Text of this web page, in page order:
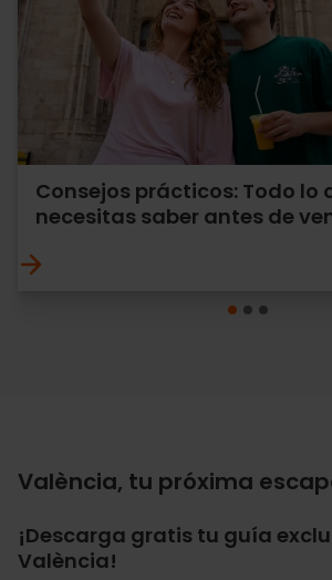
Consejos prácticos: Todo lo
necesitas saber antes de
València, tu próxima
¡Descarga gratis tu guía
València!